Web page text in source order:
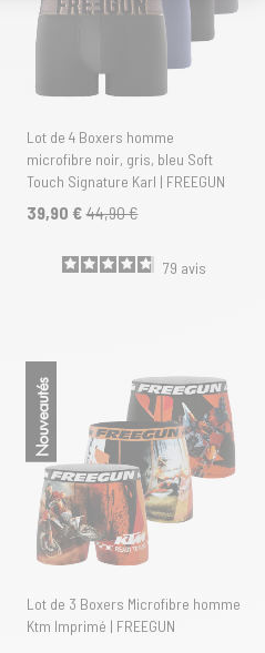
Lot de 4 Boxers homme
microfibre noir, gris, bleu Soft
Touch Signature Karl | FREEGUN
39,90 € 44,90 €
79 avis
Nouveautés
Lot de 3 Boxers Microfibre homme
Ktm Imprimé | FREEGUN